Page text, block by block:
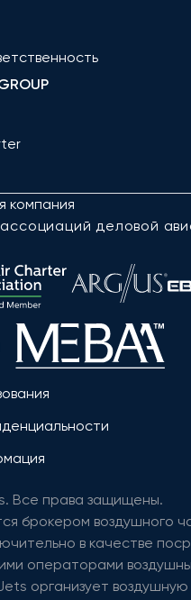
компания
деловой
Все права защищены.
брокером воздушного
в качестве
операторами
организует воздушную